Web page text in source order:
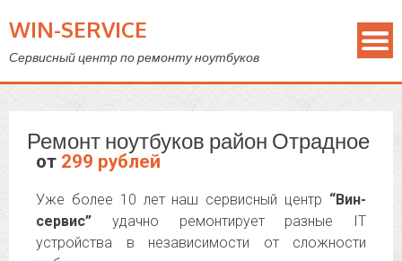
WIN-SERVICE
Сервисный центр по ремонту ноутбуков
Ремонт ноутбуков район Отрадное
от 299 рублей
Уже более 10 лет наш сервисный центр “Вин-
сервис” удачно ремонтирует разные IT
устройства в независимости от сложности